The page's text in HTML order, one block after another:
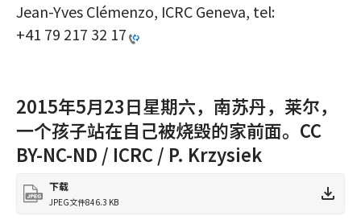
Jean-Yves Clémenzo, ICRC Geneva, tel:
+41 79 217 32 17
2015年5月23日星期六，南苏丹，莱尔，
一个孩子站在自己被烧毁的家前面。CC
BY-NC-ND / ICRC / P. Krzysiek
下载
JPEG文件846.3 KB